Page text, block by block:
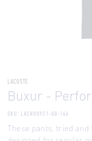
LACOSTE
Buxur -
SKU: LACHH0921-00-166
These pants, tried